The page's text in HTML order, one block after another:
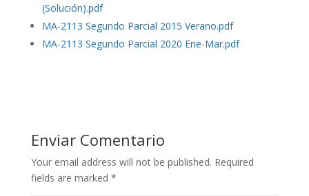
(Solución).pdf
MA-2113 Segundo Parcial 2015 Verano.pdf
MA-2113 Segundo Parcial 2020 Ene-Mar.pdf
Enviar Comentario
Your email address will not be published. Required
fields are marked *